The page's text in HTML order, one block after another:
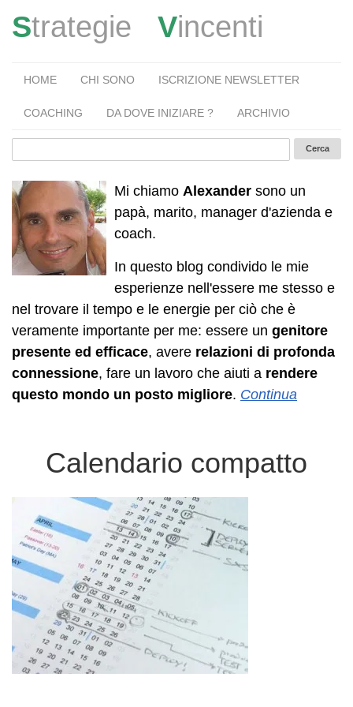
Strategie Vincenti
HOME CHI SONO ISCRIZIONE NEWSLETTER
COACHING DA DOVE INIZIARE ? ARCHIVIO
Mi chiamo Alexander sono un
papà, marito, manager d'azienda e
coach.
In questo blog condivido le mie
esperienze nell'essere me stesso e
nel trovare il tempo e le energie per ciò che è
veramente importante per me: essere un genitore
presente ed efficace, avere relazioni di profonda
connessione, fare un lavoro che aiuti a rendere
questo mondo un posto migliore. Continua
Calendario compatto